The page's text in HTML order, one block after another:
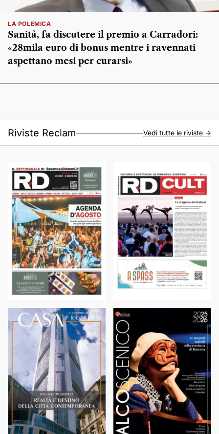
LA POLEMICA
Sanità, fa discutere il premio a Carradori:
«28mila euro di bonus mentre i ravennati
aspettano mesi per curarsi»
Riviste Reclam Vedi tutte le riviste ->